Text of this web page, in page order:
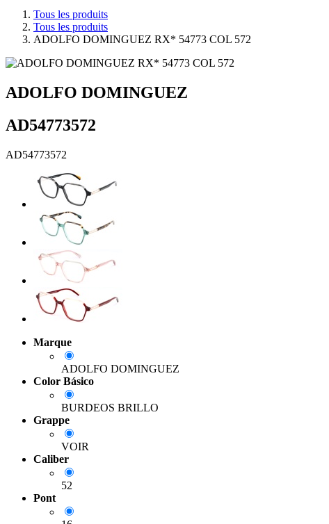
Tous les produits
Tous les produits
ADOLFO DOMINGUEZ RX* 54773 COL 572
ADOLFO DOMINGUEZ
AD54773572
AD54773572
Marque
ADOLFO DOMINGUEZ
Color Básico
BURDEOS BRILLO
Grappe
VOIR
Caliber
52
Pont